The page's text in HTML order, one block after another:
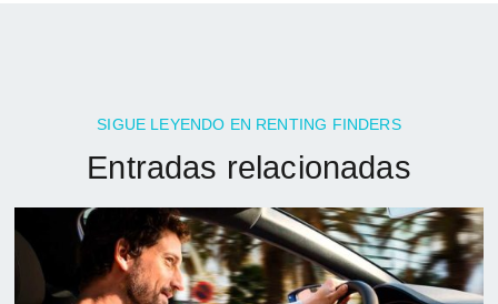
SIGUE LEYENDO EN RENTING FINDERS
Entradas relacionadas